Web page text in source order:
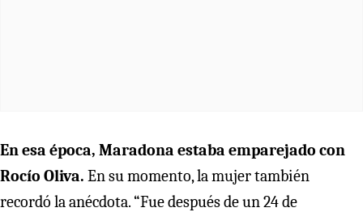
En esa época, Maradona estaba emparejado con
Rocío Oliva. En su momento, la mujer también
recordó la anécdota. “Fue después de un 24 de